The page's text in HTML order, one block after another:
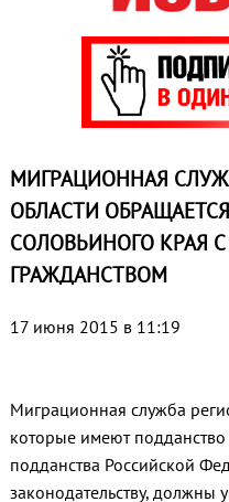
МИГРАЦИОННАЯ
ОБЛАСТИ
СОЛОВЬИНОГО КРАЯ
ГРАЖДАНСТВОМ
17 июня 2015 в 11:19
Миграционная служба
которые имеют
подданства Российской
законодательству, должны